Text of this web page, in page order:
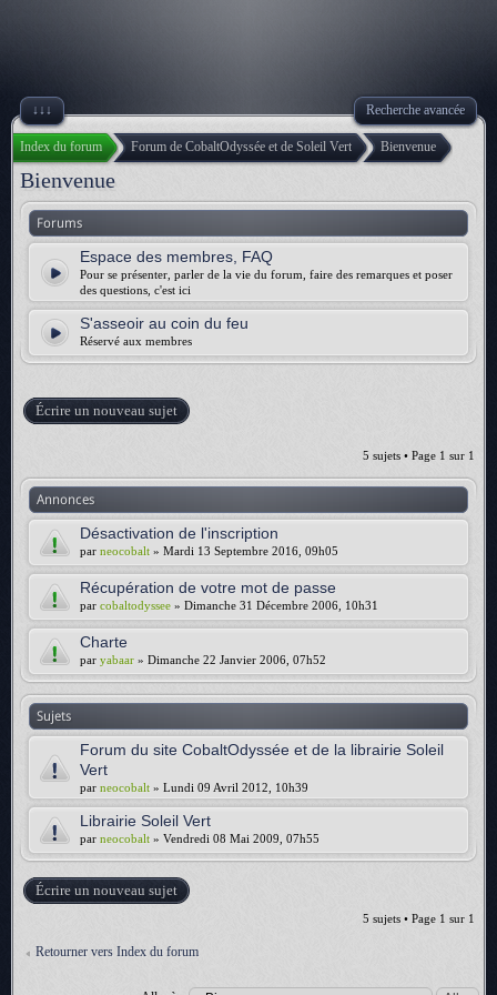
↓↓↓ Recherche avancée
Index du forum Forum de CobaltOdyssée et de Soleil Vert Bienvenue
Bienvenue
Forums
Espace des membres, FAQ
Pour se présenter, parler de la vie du forum, faire des remarques et poser
des questions, c'est ici
S'asseoir au coin du feu
Réservé aux membres
Écrire un nouveau sujet
5 sujets • Page 1 sur 1
Annonces
Désactivation de l'inscription
par neocobalt » Mardi 13 Septembre 2016, 09h05
Récupération de votre mot de passe
par cobaltodyssee » Dimanche 31 Décembre 2006, 10h31
Charte
par yabaar » Dimanche 22 Janvier 2006, 07h52
Sujets
Forum du site CobaltOdyssée et de la librairie Soleil
Vert
par neocobalt » Lundi 09 Avril 2012, 10h39
Librairie Soleil Vert
par neocobalt » Vendredi 08 Mai 2009, 07h55
Écrire un nouveau sujet
5 sujets • Page 1 sur 1
Retourner vers Index du forum